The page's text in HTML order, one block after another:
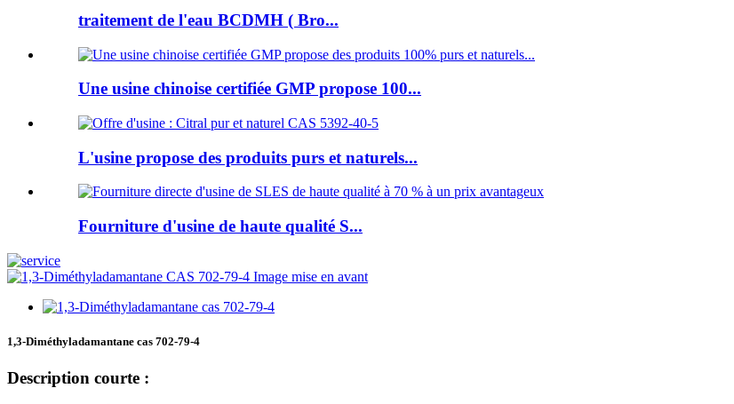
traitement de l'eau BCDMH ( Bro...
Une usine chinoise certifiée GMP propose 100...
L'usine propose des produits purs et naturels...
Fourniture d'usine de haute qualité S...
1,3-Diméthyladamantane cas 702-79-4
Description courte :